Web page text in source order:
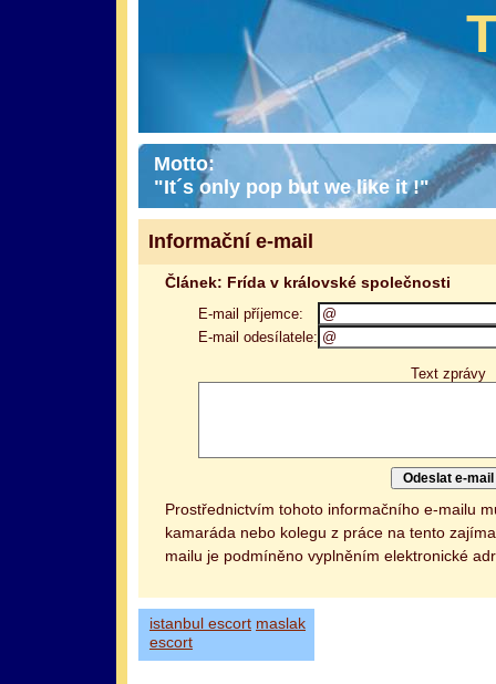
Motto:
"It´s only pop but we like it !"
Informační e-mail
Článek: Frída v královské společnosti
E-mail příjemce:
E-mail odesílatele:
Text zprávy
Prostřednictvím tohoto informačního e-mailu
kamaráda nebo kolegu z práce na tento
mailu je podmíněno vyplněním elektronické
istanbul escort maslak
escort